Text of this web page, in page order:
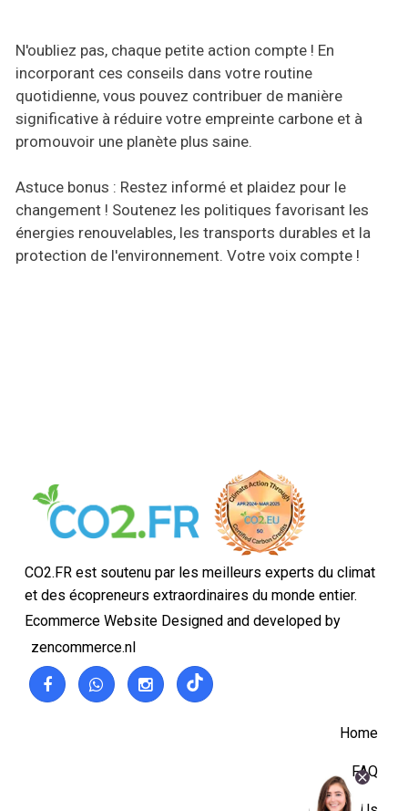
N'oubliez pas, chaque petite action compte ! En
incorporant ces conseils dans votre routine
quotidienne, vous pouvez contribuer de manière
significative à réduire votre empreinte carbone et à
promouvoir une planète plus saine.
Astuce bonus : Restez informé et plaidez pour le
changement ! Soutenez les politiques favorisant les
énergies renouvelables, les transports durables et la
protection de l'environnement. Votre voix compte !
CO2.FR est soutenu par les meilleurs experts du climat
et des écopreneurs extraordinaires du monde entier.
Ecommerce Website Designed and developed by
zencommerce.nl
Home
FAQ